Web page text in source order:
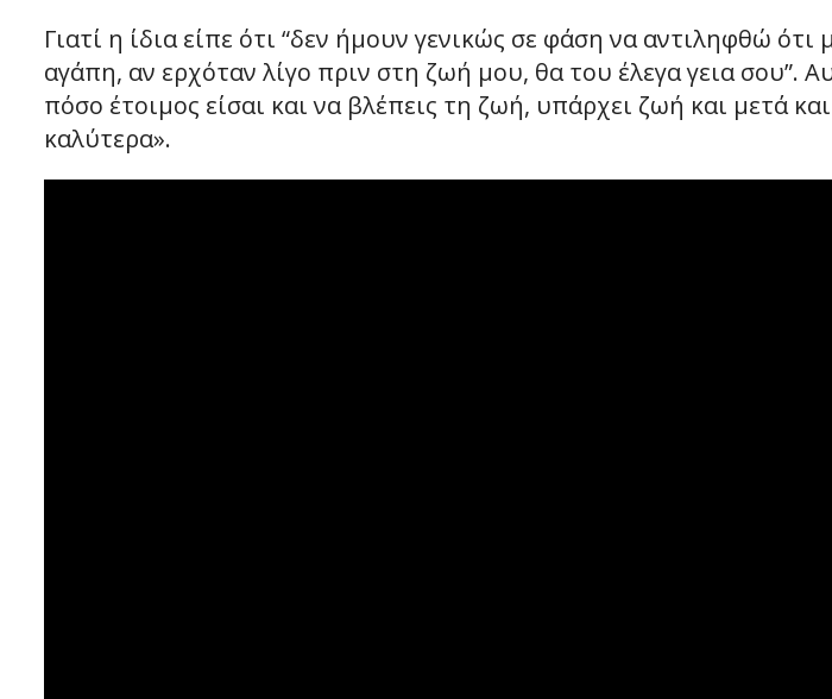
Γιατί η ίδια είπε ότι “δεν ήμουν γενικώς σε φάση να αντιληφθώ
αγάπη, αν ερχόταν λίγο πριν στη ζωή μου, θα του έλεγα γεια σου”.
πόσο έτοιμος είσαι και να βλέπεις τη ζωή, υπάρχει ζωή και μετά
καλύτερα».